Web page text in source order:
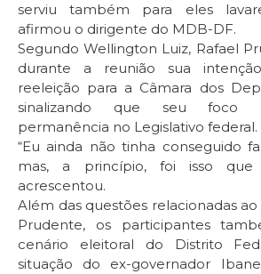
serviu também para eles
afirmou o dirigente do MDB-DF.
Segundo Wellington Luiz, Rafael
durante a reunião sua
reeleição para a Câmara dos
sinalizando que seu foco
permanência no Legislativo federal.
“Eu ainda não tinha conseguido
mas, a princípio, foi isso que
acrescentou.
Além das questões relacionadas
Prudente, os participantes
cenário eleitoral do Distrito
situação do ex-governador